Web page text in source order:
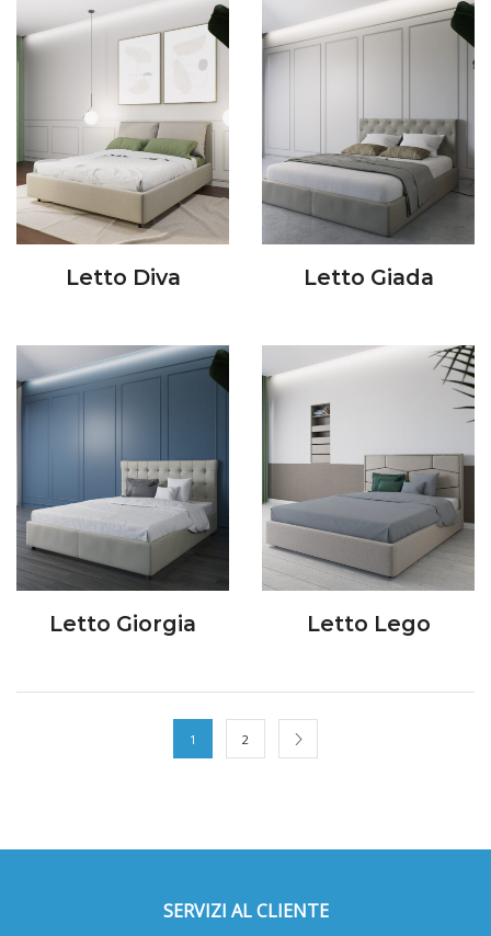
Letto Diva Letto Giada
Letto Giorgia Letto Lego
1 2
SERVIZI AL CLIENTE